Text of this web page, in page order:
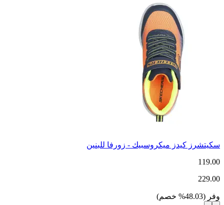
سكيتشرز كيدز ميكروسبيك - زورفا للبنين
119.00
229.00
وفر (
48.03
% خصم)